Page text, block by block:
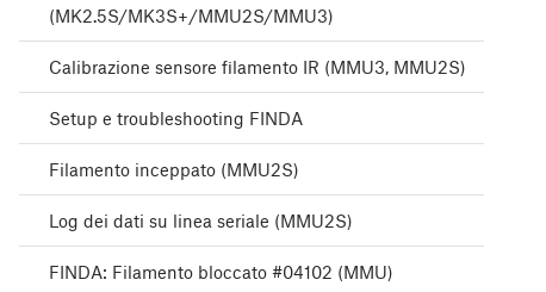
(MK2.5S/MK3S+/MMU2S/MMU3)
Calibrazione sensore filamento IR (MMU3, MMU2S)
Setup e troubleshooting FINDA
Filamento inceppato (MMU2S)
Log dei dati su linea seriale (MMU2S)
FINDA: Filamento bloccato #04102 (MMU)